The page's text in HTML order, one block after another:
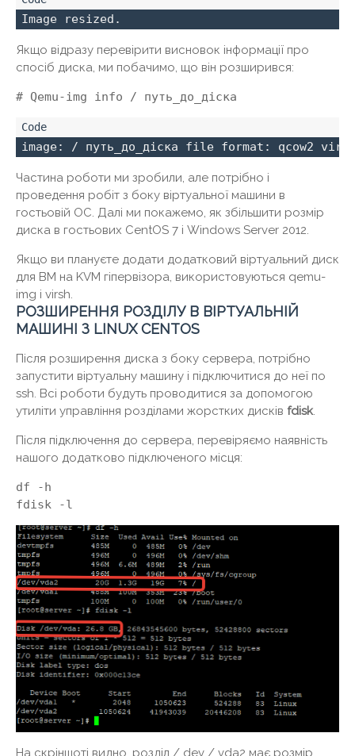
Image resized.
Якщо відразу перевірити висновок інформації про
спосіб диска, ми побачимо, що він розширився:
# Qemu-img info / путь_до_діска
image: / путь_до_діска file format: qcow2
Частина роботи ми зробили, але потрібно і
проведення робіт з боку віртуальної машини в
гостьовій ОС. Далі ми покажемо, як збільшити розмір
диска в гостьових CentOS 7 і Windows Server 2012.
Якщо ви плануєте додати додатковий віртуальний диск
для ВМ на KVM гіпервізора, використовуються qemu-
img і virsh.
РОЗШИРЕННЯ РОЗДІЛУ В ВІРТУАЛЬНІЙ
МАШИНІ З LINUX CENTOS
Після розширення диска з боку сервера, потрібно
запустити віртуальну машину і підключитися до неї по
ssh. Всі роботи будуть проводитися за допомогою
утиліти управління розділами жорстких дисків fdisk.
Після підключення до сервера, перевіряємо наявність
нашого додатково підключеного місця:
df -h
fdisk -l
На скріншоті видно, розділ / dev / vda2 має розмір